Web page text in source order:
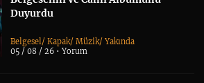
Duyurdu
Belgesel/Kapak/Müzik/Yakında
05 / 08 / 26 •Yorum